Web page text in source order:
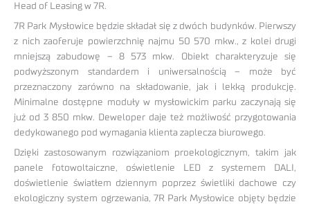
Head of Leasing w 7R.
7R Park Mysłowice będzie składał się z dwóch budynków. Pierwszy
z nich zaoferuje powierzchnię najmu 50 570 mkw., z kolei drugi
mniejszą zabudowę – 8 573 mkw. Obiekt charakteryzuje się
podwyższonym standardem i uniwersalnością – może być
przeznaczony zarówno na składowanie, jak i lekką produkcję.
Minimalne dostępne moduły w mysłowickim parku zaczynają się
już od 3 850 mkw. Deweloper daje też możliwość przygotowania
dedykowanego pod wymagania klienta zaplecza biurowego.
Dzięki zastosowanym rozwiązaniom proekologicznym, takim jak
panele fotowoltaiczne, oświetlenie LED z systemem DALI,
doświetlenie światłem dziennym poprzez świetliki dachowe czy
ekologiczny system ogrzewania, 7R Park Mysłowice objęty będzie